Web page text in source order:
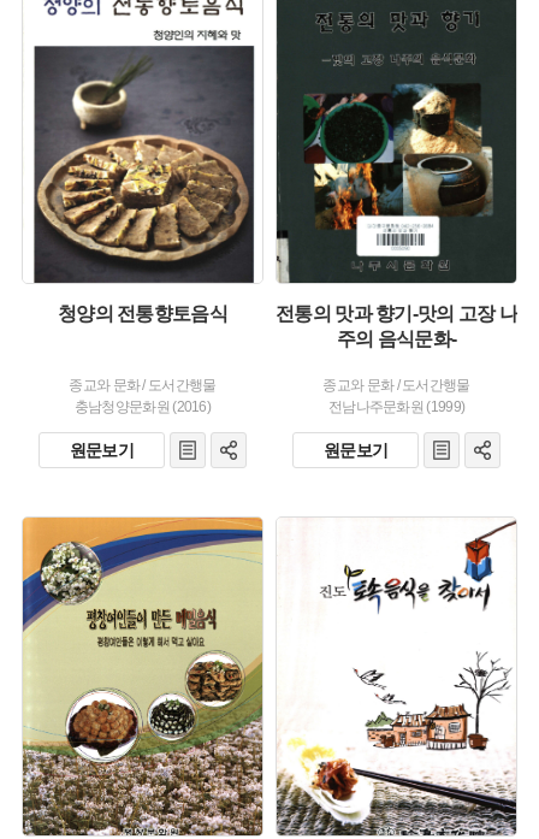
발행 :
생산 :
청양의 전통향토음식
종교와 문화/ 도서간행물
충남청양문화원 (2016)
원문보기
주제 :
발행 :
생산 :
전통의 맛과 향기-맛의 고장 나
주의 음식문화-
종교와 문화/도서간행물
전남나주문화원 (1999)
원문보기
주제 :
유형 :
주제 :